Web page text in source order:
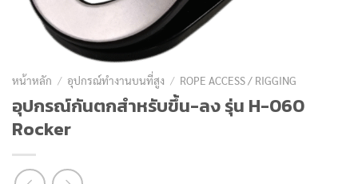
หน้าหลัก / อุปกรณ์ทำงานบนที่สูง / ROPE ACCESS / RIGGING
อุปกรณ์กันตกสำหรับขึ้น-ลง รุ่น H-060
Rocker